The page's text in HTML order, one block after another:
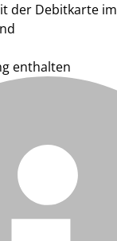
der Debitkarte im
enthalten